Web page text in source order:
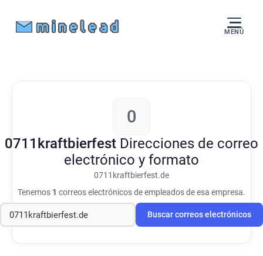
MENÚ
0
0711kraftbierfest Direcciones de correo
electrónico y formato
0711kraftbierfest.de
Tenemos 1 correos electrónicos de empleados de esa empresa.
Buscar correos electrónicos